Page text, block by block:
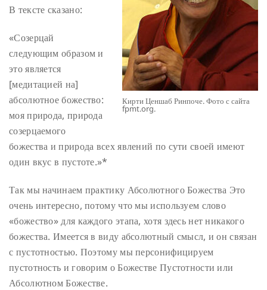
Кирти Ценшаб Ринпоче. Фото с сайта
fpmt.org.
В тексте сказано:
«Созерцай
следующим образом и
это является
[медитацией на]
абсолютное божество:
моя природа, природа
созерцаемого
божества и природа всех явлений по сути своей имеют
один вкус в пустоте.»*
Так мы начинаем практику Абсолютного Божества Это
очень интересно, потому что мы используем слово
«божество» для каждого этапа, хотя здесь нет никакого
божества. Имеется в виду абсолютный смысл, и он связан
с пустотностью. Поэтому мы персонифицируем
пустотность и говорим о Божестве Пустотности или
Абсолютном Божестве.